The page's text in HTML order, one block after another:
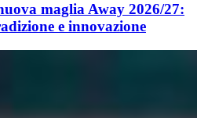
maglia Away 2026/27:
e innovazione